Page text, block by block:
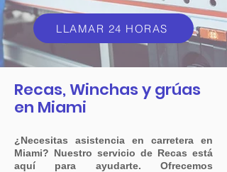
LLAMAR 24 HORAS
Recas, Winchas y grúas
en Miami
¿Necesitas asistencia en carretera en
Miami? Nuestro servicio de Recas está
aquí para ayudarte. Ofrecemos